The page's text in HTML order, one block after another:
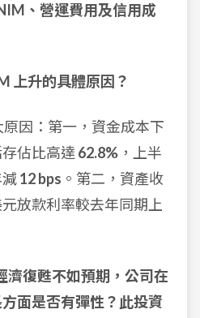
、營運費用及信用成
上升的具體原因？
因：第一，資金成本下
佔比高達 62.8% ，上半
12 bps 。第二，資產收
放款利率較去年同期上
濟復甦不如預期，公司在
面是否有彈性？此投資